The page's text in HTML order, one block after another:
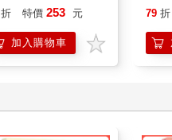
折 特價 253 元
加入購物車
誰
79 折